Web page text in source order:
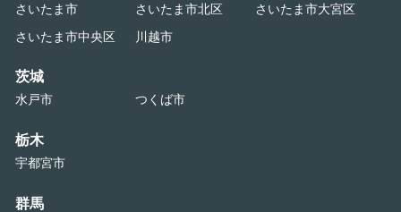
さいたま市 さいたま市北区
さいたま市大宮区
さいたま市中央区
川越市
茨城
水戸市 つくば市
栃木
宇都宮市
群馬